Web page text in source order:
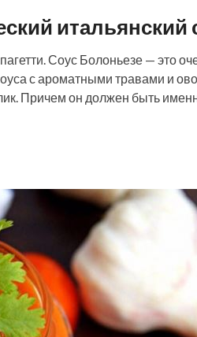
Соус Болоньезе — это
с ароматными травами и
Причем он должен быть